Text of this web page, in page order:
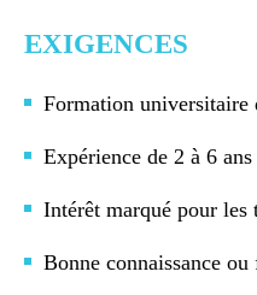
EXIGENCES
Formation universitaire
Expérience de 2 à 6
Intérêt marqué pour
Bonne connaissance